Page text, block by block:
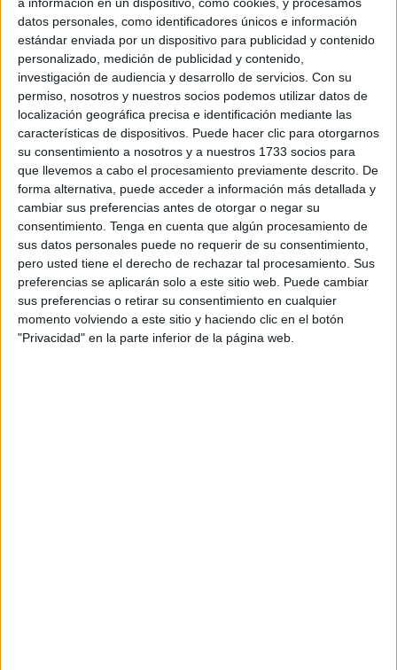
datos personales, como identificadores únicos e información
estándar enviada por un dispositivo para publicidad y contenido
personalizado, medición de publicidad y contenido,
investigación de audiencia y desarrollo de servicios. Con su
permiso, nosotros y nuestros socios podemos utilizar datos de
localización geográfica precisa e identificación mediante las
características de dispositivos. Puede hacer clic para otorgarnos
su consentimiento a nosotros y a nuestros 1733 socios para
que llevemos a cabo el procesamiento previamente descrito. De
forma alternativa, puede acceder a información más detallada y
cambiar sus preferencias antes de otorgar o negar su
consentimiento. Tenga en cuenta que algún procesamiento de
sus datos personales puede no requerir de su consentimiento,
pero usted tiene el derecho de rechazar tal procesamiento. Sus
preferencias se aplicarán solo a este sitio web. Puede cambiar
sus preferencias o retirar su consentimiento en cualquier
momento volviendo a este sitio y haciendo clic en el botón
"Privacidad" en la parte inferior de la página web.
tónicacada vez que, por parte de Verdejo, se presenten
enmiendas.
“Nuestro grupo solo tiene capacidad propositiva y por ello,
registradas las propuestas, consideramos cumplida una
parte esencial de nuestra función”, ha indicado Redondo,
ante las risas evidentes de un Carlos Verdejo que, de
nuevo,anula la capacidad de Vox en los plenos desde
su papel de diputado no adscrito.
“Cierto es que podríamos permitir el debate, perosería
injusto facilitar el uso fraudulento e instrumental de las
herramientasque se ponen a disposición de los grupos
políticos para mejorar, enriquecer y dignificar tanto la
capacidad propositiva como el propio debate
parlamentario”, ha proseguido.